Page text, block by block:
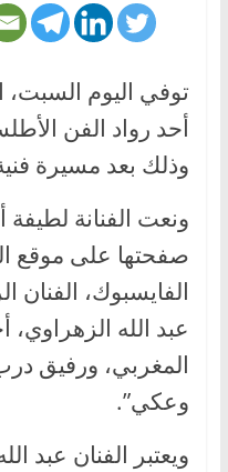
توفي اليوم السبت،
أحد رواد الفن
وذلك بعد مسيرة
ونعت الفنانة لطيفة
صفحتها على موقع
الفايسبوك، الفنان
عبد الله الزهراوي،
المغربي، ورفيق درب
وعكي”.
ويعتبر الفنان عبد